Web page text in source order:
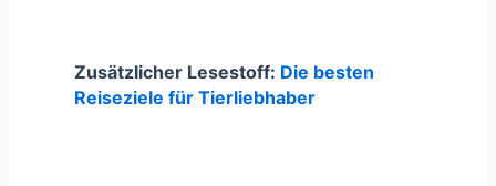
Zusätzlicher Lesestoff: Die besten
Reiseziele für Tierliebhaber